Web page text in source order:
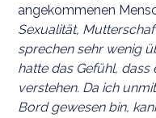
angekommenen
Sexualität,
sprechen sehr wenig
hatte das Gefühl, dass
verstehen. Da ich
Bord gewesen bin,